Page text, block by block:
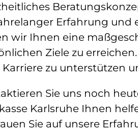
Erfahrung und
wir Ihnen eine
Ziele zu erreichen.
Karriere zu unterstützen
Sie uns noch
Karlsruhe Ihnen
Sie auf unsere